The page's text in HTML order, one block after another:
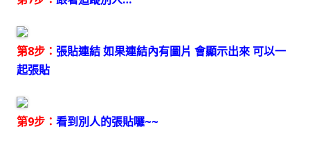
第8步： 張貼連結 如果連結內有圖片 會顯示出來 可以一
起張貼
第9步： 看到別人的張貼囉~~